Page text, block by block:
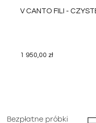
V CANTO FILI -
1 950,00 zł
Bezpłatne próbki